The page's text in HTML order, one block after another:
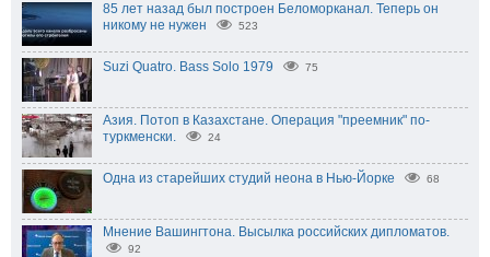
85 лет назад был построен Беломорканал. Теперь он
никому не нужен
523
Suzi Quatro. Bass Solo 1979 75
Азия. Потоп в Казахстане. Операция "преемник" по-
туркменски.
24
Одна из старейших студий неона в Нью-Йорке 68
Мнение Вашингтона. Высылка российских дипломатов.
92